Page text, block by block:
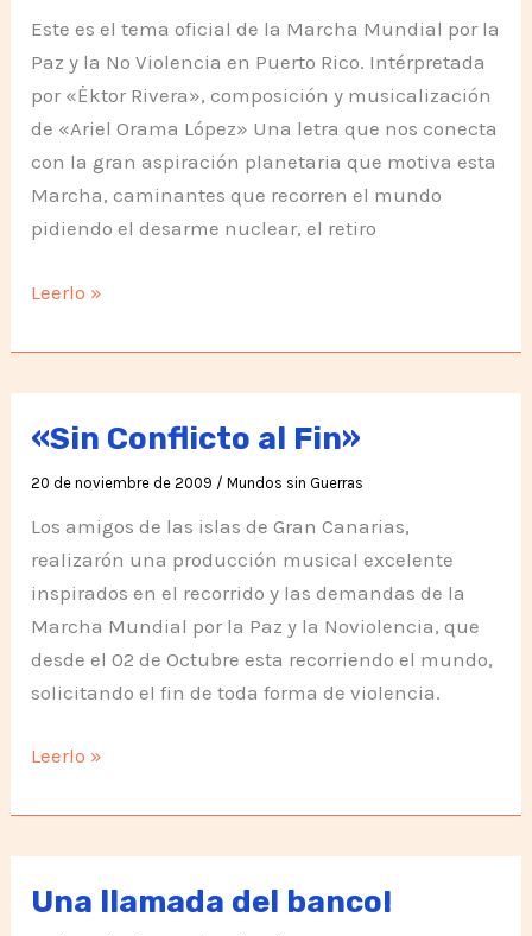
Este es el tema oficial de la Marcha Mundial por la
Paz y la No Violencia en Puerto Rico. Intérpretada
por «Ėktor Rivera», composición y musicalización
de «Ariel Orama López» Una letra que nos conecta
con la gran aspiración planetaria que motiva esta
Marcha, caminantes que recorren el mundo
pidiendo el desarme nuclear, el retiro
Alto
Leerlo »
«Sin Conflicto al Fin»
20 de noviembre de 2009 /Mundos sin Guerras
Los amigos de las islas de Gran Canarias,
realizarón una producción musical excelente
inspirados en el recorrido y las demandas de la
Marcha Mundial por la Paz y la Noviolencia, que
desde el 02 de Octubre esta recorriendo el mundo,
solicitando el fin de toda forma de violencia.
«Sin
al
Fin»
Leerlo »
Una llamada del banco!